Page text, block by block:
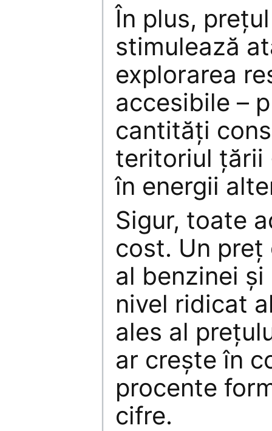
În plus,
stimulează
explorarea
accesibile –
cantităţi
teritoriul ţării
în energii
Sigur, toate
cost. Un
al benzinei
nivel ridicat
ales al
ar creşte în
procente
cifre.